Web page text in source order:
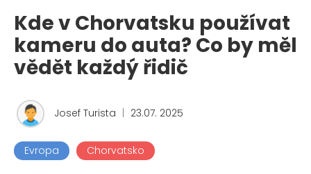
Kde v Chorvatsku používat
kameru do auta? Co by měl
vědět každý řidič
Josef Turista | 23.07. 2025
Evropa Chorvatsko